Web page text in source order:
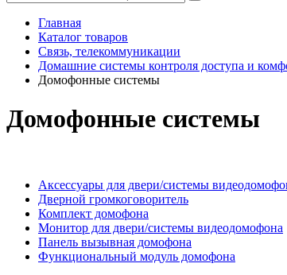
Главная
Каталог товаров
Связь, телекоммуникации
Домашние системы контроля доступа и
Домофонные системы
Домофонные системы
Аксессуары для двери/системы
Дверной громкоговоритель
Комплект домофона
Монитор для двери/системы видеодомофона
Панель вызывная домофона
Функциональный модуль домофона